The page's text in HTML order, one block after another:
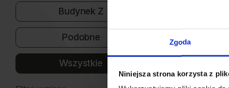
Zgoda
Niniejsza strona korzysta z
Budynek Z
Podobne
Wszystkie
Przeznaczenie
Wysokość